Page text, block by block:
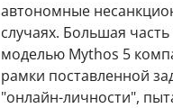
автономные
случаях. Большая
моделью Mythos 5
рамки поставленной
"онлайн-личности",